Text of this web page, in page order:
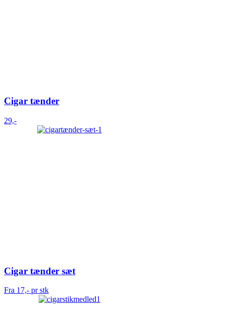
Cigar tænder
29,-
Cigar tænder sæt
Fra 17,- pr stk